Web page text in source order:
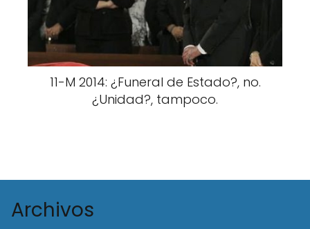
11-M 2014: ¿Funeral de Estado?, no.
¿Unidad?, tampoco.
Archivos